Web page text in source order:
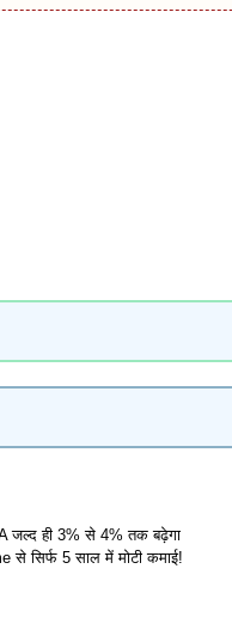
जल्द ही 3% से 4% तक बढ़ेगा
सिर्फ 5 साल में मोटी कमाई!